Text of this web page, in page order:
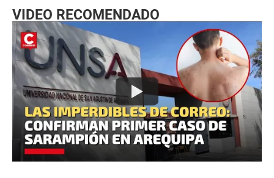
VIDEO RECOMENDADO